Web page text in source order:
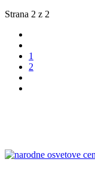
Strana 2 z 2
1
2